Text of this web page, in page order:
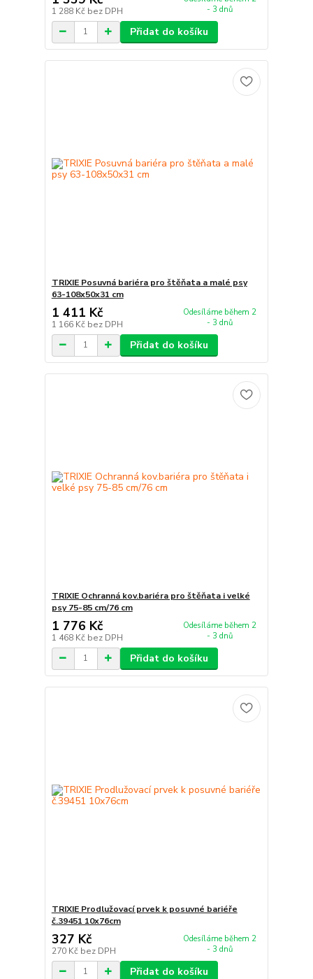
1 288 Kč bez DPH
- 3 dnů
Přidat do košíku
TRIXIE Posuvná bariéra pro štěňata a malé psy
63-108x50x31 cm
1 411 Kč
1 166 Kč bez DPH
Odesíláme během 2
- 3 dnů
Přidat do košíku
TRIXIE Ochranná kov.bariéra pro štěňata i velké
psy 75-85 cm/76 cm
1 776 Kč
1 468 Kč bez DPH
Odesíláme během 2
- 3 dnů
Přidat do košíku
TRIXIE Prodlužovací prvek k posuvné bariéře
č.39451 10x76cm
327 Kč
270 Kč bez DPH
Odesíláme během 2
- 3 dnů
Přidat do košíku